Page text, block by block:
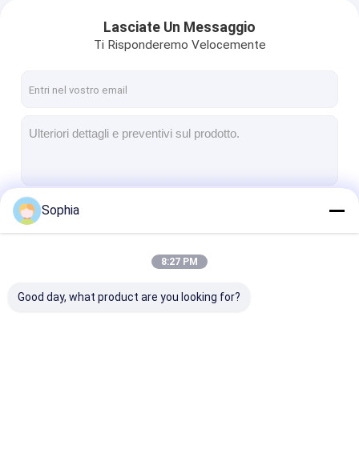
Nastro adesivo del film del Polyimide
Nastro adesivo del di alluminio
Panno della vetroresina del di alluminio
Nastro di condotta del panno
Doppio nastro adesivo parteggiato
Lasciate Un Messaggio
Ti Risponderemo Velocemente
Sophia
8:27 PM
Good day, what product are you looking for?